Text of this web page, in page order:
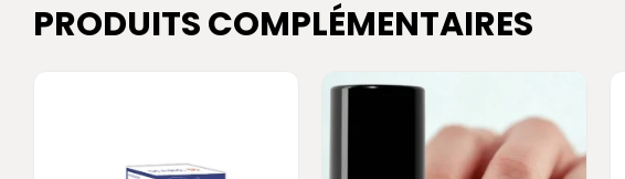
PRODUITS COMPLÉMENTAIRES